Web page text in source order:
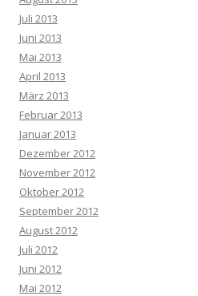
Juli 2013
Juni 2013
Mai 2013
April 2013
März 2013
Februar 2013
Januar 2013
Dezember 2012
November 2012
Oktober 2012
September 2012
August 2012
Juli 2012
Juni 2012
Mai 2012